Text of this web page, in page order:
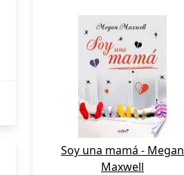
Soy una mamá - Megan
Maxwell